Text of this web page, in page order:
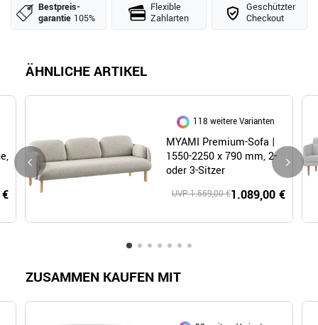
Bestpreis­
garantie 105%
Flexible
Zahlarten
Geschützter
Checkout
ÄHNLICHE ARTIKEL
118 weitere Varianten
MYAMI Premium-Sofa |
1550-2250 x 790 mm, 2-
oder 3-Sitzer
1.089,00 €
UVP 1.559,00 €
ZUSAMMEN KAUFEN MIT